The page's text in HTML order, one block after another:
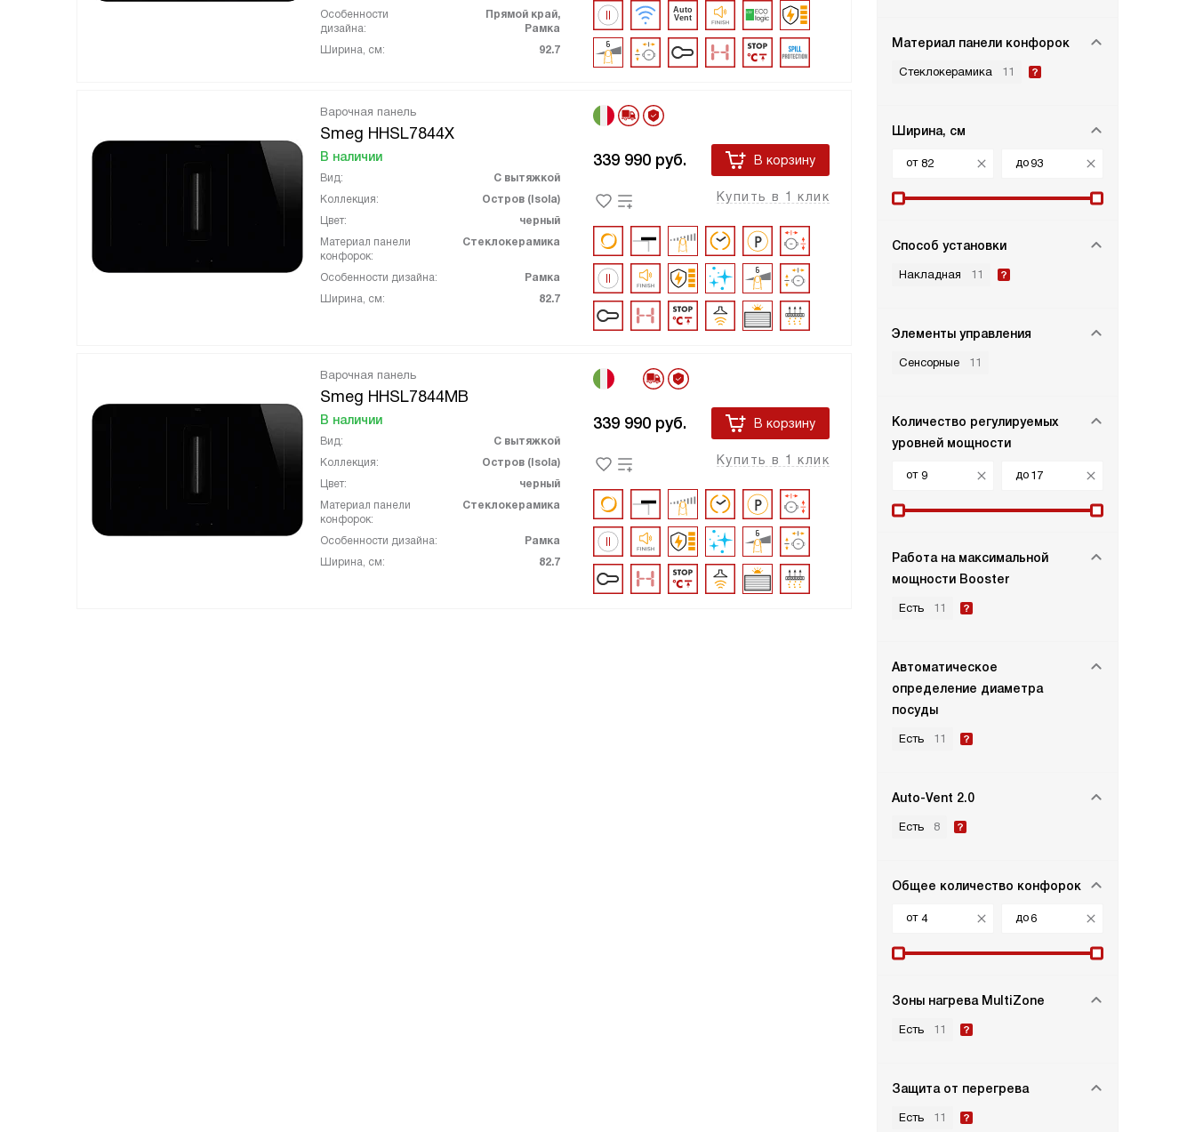
Материал панели конфорок
Стеклокерамика 11
Ширина, см
от до
Способ установки
Накладная 11
Элементы управления
Сенсорные 11
Количество регулируемых
уровней мощности
от до
Работа на максимальной
мощности Booster
Есть 11
Автоматическое
определение диаметра
посуды
Есть 11
Auto-Vent 2.0
Есть 8
Общее количество конфорок
от до
Зоны нагрева MultiZone
Есть 11
Защита от перегрева
Есть 11
Особенности
дизайна:
Прямой край,
Рамка
Ширина, см:
92.7
Варочная панель
Smeg HHSL7844X
В наличии
Вид:
С вытяжкой
Коллекция:
Остров (Isola)
Цвет:
черный
Материал панели
конфорок:
Стеклокерамика
Особенности дизайна:
Рамка
Ширина, см:
82.7
339 990 руб. В корзину
Купить в 1 клик
Варочная панель
Smeg HHSL7844MB
В наличии
Вид:
С вытяжкой
Коллекция:
Остров (Isola)
Цвет:
черный
Материал панели
конфорок:
Стеклокерамика
Особенности дизайна:
Рамка
Ширина, см:
82.7
339 990 руб. В корзину
Купить в 1 клик